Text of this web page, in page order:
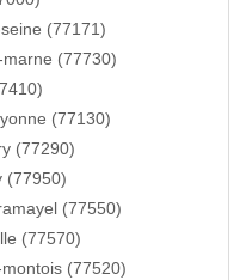
(77171)
(77730)
(77130)
(77290)
(77950)
(77550)
(77570)
(77520)